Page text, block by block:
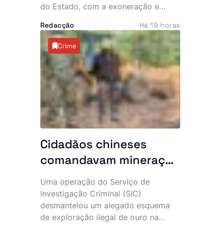
do Estado, com a exoneração e
numa remodelação que abrange o
Ministério das Relações Exteriores, o
Governo Provincial do Cuanza Sul e
o sector do turismo.
Redacção Há 19 horas
Crime
Cidadãos chineses
comandavam mineração
clandestina: 10 detidos
e maquinaria pesada
apreendida no Uíge
Uma operação do Serviço de
Investigação Criminal (SIC)
desmantelou um alegado esquema
de exploração ilegal de ouro na